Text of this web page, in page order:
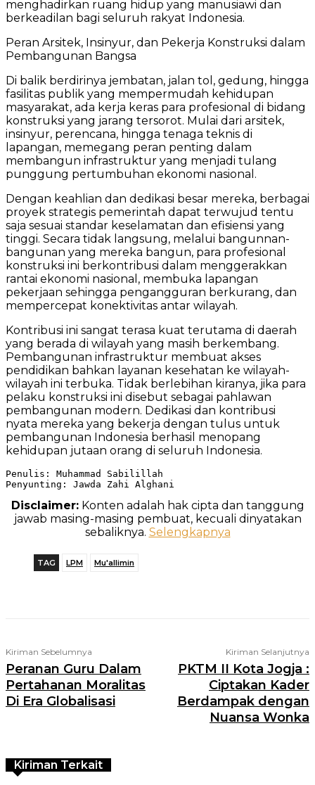
menghadirkan ruang hidup yang manusiawi dan
berkeadilan bagi seluruh rakyat Indonesia.
Peran Arsitek, Insinyur, dan Pekerja Konstruksi dalam
Pembangunan Bangsa
Di balik berdirinya jembatan, jalan tol, gedung, hingga
fasilitas publik yang mempermudah kehidupan
masyarakat, ada kerja keras para profesional di bidang
konstruksi yang jarang tersorot. Mulai dari arsitek,
insinyur, perencana, hingga tenaga teknis di
lapangan, memegang peran penting dalam
membangun infrastruktur yang menjadi tulang
punggung pertumbuhan ekonomi nasional.
Dengan keahlian dan dedikasi besar mereka, berbagai
proyek strategis pemerintah dapat terwujud tentu
saja sesuai standar keselamatan dan efisiensi yang
tinggi. Secara tidak langsung, melalui bangunnan-
bangunan yang mereka bangun, para profesional
konstruksi ini berkontribusi dalam menggerakkan
rantai ekonomi nasional, membuka lapangan
pekerjaan sehingga pengangguran berkurang, dan
mempercepat konektivitas antar wilayah.
Kontribusi ini sangat terasa kuat terutama di daerah
yang berada di wilayah yang masih berkembang.
Pembangunan infrastruktur membuat akses
pendidikan bahkan layanan kesehatan ke wilayah-
wilayah ini terbuka. Tidak berlebihan kiranya, jika para
pelaku konstruksi ini disebut sebagai pahlawan
pembangunan modern. Dedikasi dan kontribusi
nyata mereka yang bekerja dengan tulus untuk
pembangunan Indonesia berhasil menopang
kehidupan jutaan orang di seluruh Indonesia.
Penulis: Muhammad Sabilillah
Penyunting: Jawda Zahi Alghani
Disclaimer:Konten adalah hak cipta dan tanggung
jawab masing-masing pembuat, kecuali dinyatakan
sebaliknya. Selengkapnya
TAG LPM Mu'allimin
Kiriman Sebelumnya
Peranan Guru Dalam
Pertahanan Moralitas
Di Era Globalisasi
Kiriman Selanjutnya
PKTM II Kota Jogja :
Ciptakan Kader
Berdampak dengan
Nuansa Wonka
Kiriman Terkait